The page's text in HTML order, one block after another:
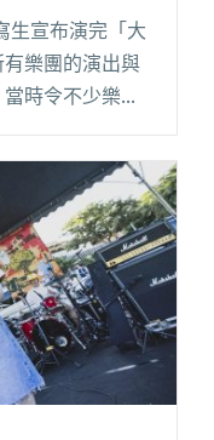
生宣布演完「大
樂團的演出與
時令不少樂迷
澱，主唱曾立於
製作人老王
念熱寫生？主唱
」 釋出EP《I